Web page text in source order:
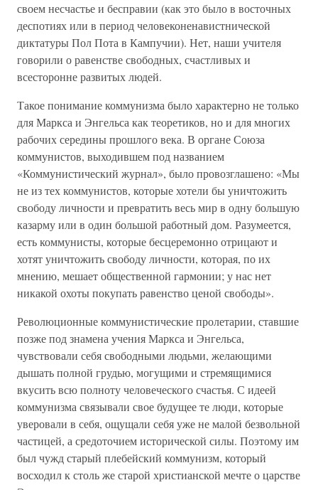
своем несчастье и бесправии (как это было в восточных
деспотиях или в период человеконенавистнической
диктатуры Пол Пота в Кампучии). Нет, наши учителя
говорили о равенстве свободных, счастливых и
всесторонне развитых людей.
Такое понимание коммунизма было характерно не только
для Маркса и Энгельса как теоретиков, но и для многих
рабочих середины прошлого века. В органе Союза
коммунистов, выходившем под названием
«Коммунистический журнал», было провозглашено: «Мы
не из тех коммунистов, которые хотели бы уничтожить
свободу личности и превратить весь мир в одну большую
казарму или в один большой работный дом. Разумеется,
есть коммунисты, которые бесцеремонно отрицают и
хотят уничтожить свободу личности, которая, по их
мнению, мешает общественной гармонии; у нас нет
никакой охоты покупать равенство ценой свободы».
Революционные коммунистические пролетарии, ставшие
позже под знамена учения Маркса и Энгельса,
чувствовали себя свободными людьми, желающими
дышать полной грудью, могущими и стремящимися
вкусить всю полноту человеческого счастья. С идеей
коммунизма связывали свое будущее те люди, которые
уверовали в себя, ощущали себя уже не малой безвольной
частицей, а средоточием исторической силы. Поэтому им
был чужд старый плебейский коммунизм, который
восходил к столь же старой христианской мечте о царстве